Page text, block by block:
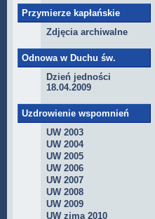
Przymierze kapłańskie
Zdjęcia archiwalne
Odnowa w Duchu św.
Dzień jedności
18.04.2009
Uzdrowienie wspomnień
UW 2003
UW 2004
UW 2005
UW 2006
UW 2007
UW 2008
UW 2009
UW zima 2010